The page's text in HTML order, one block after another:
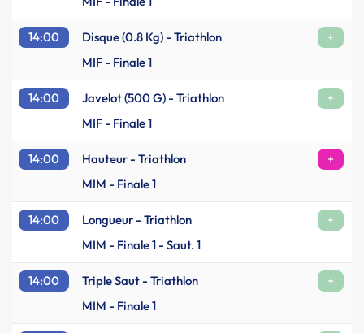
14:00 Disque (0.8 Kg) - Triathlon
+
MIF - Finale 1
14:00 Javelot (500 G) - Triathlon
+
MIF - Finale 1
14:00 Hauteur - Triathlon
+
MIM - Finale 1
14:00 Longueur - Triathlon
+
MIM - Finale 1 - Saut. 1
14:00 Triple Saut - Triathlon
+
MIM - Finale 1